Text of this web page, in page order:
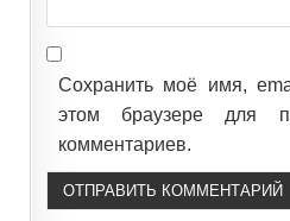
Сохранить моё имя,
этом браузере для
комментариев.